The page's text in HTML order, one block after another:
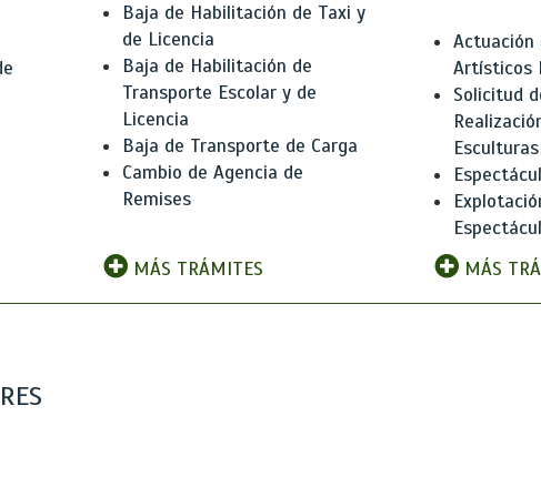
Baja de Habilitación de Taxi y
de Licencia
Baja de Habilitación de
Transporte Escolar y de
Licencia
Baja de Transporte de Carga
Cambio de Agencia de
Remises
MÁS TRÁMITES
Actuación
Artísticos
Solicitud
Esculturas
MÁS